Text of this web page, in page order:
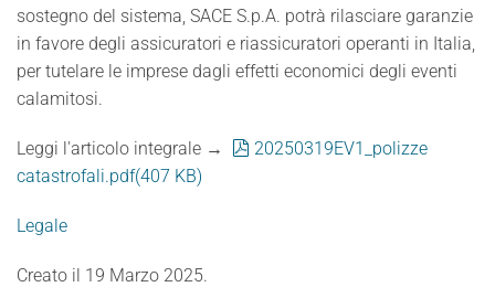
sostegno del sistema, SACE S.p.A. potrà rilasciare garanzie
in favore degli assicuratori e riassicuratori operanti in Italia,
per tutelare le imprese dagli effetti economici degli eventi
calamitosi.
Leggi l'articolo integrale → pdf
20250319EV1_polizze
catastrofali.pdf(407 KB)
Legale
Creato il 19 Marzo 2025.